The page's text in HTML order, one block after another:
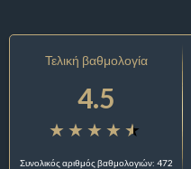
Τελική βαθμολογία
4.5
Συνολικός αριθμός βαθμολογιών: 472